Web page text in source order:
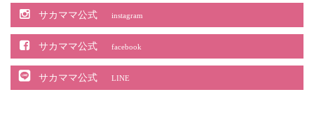
サカママ公式 instagram
サカママ公式 facebook
サカママ公式 LINE